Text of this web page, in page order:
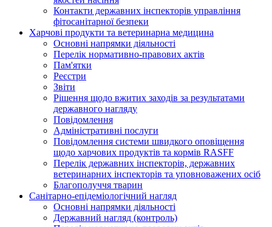
Контакти державних інспекторів управління
фітосанітарної безпеки
Харчові продукти та ветеринарна медицина
Основні напрямки діяльності
Перелік нормативно-правових актів
Пам'ятки
Реєстри
Звіти
Рішення щодо вжитих заходів за результатами
державного нагляду
Повідомлення
Адміністративні послуги
Повідомлення системи швидкого оповіщення
щодо харчових продуктів та кормів RASFF
Перелік державних інспекторів, державних
ветеринарних інспекторів та уповноважених осіб
Благополуччя тварин
Санітарно-епідеміологічний нагляд
Основні напрямки діяльності
Державний нагляд (контроль)